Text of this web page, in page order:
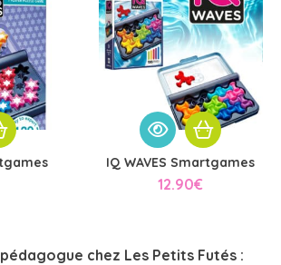
chez Les Petits Futés :
IQ WAVES Smartgames
12.90€